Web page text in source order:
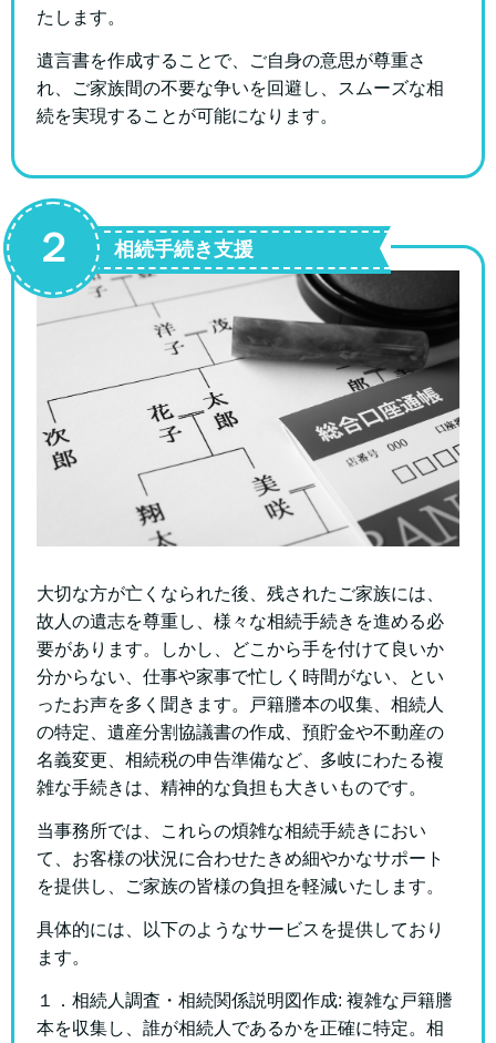
たします。
遺言書を作成することで、ご自身の意思が尊重さ
れ、ご家族間の不要な争いを回避し、スムーズな相
続を実現することが可能になります。
相続手続き支援
２
大切な方が亡くなられた後、残されたご家族には、
故人の遺志を尊重し、様々な相続手続きを進める必
要があります。しかし、どこから手を付けて良いか
分からない、仕事や家事で忙しく時間がない、とい
ったお声を多く聞きます。戸籍謄本の収集、相続人
の特定、遺産分割協議書の作成、預貯金や不動産の
名義変更、相続税の申告準備など、多岐にわたる複
雑な手続きは、精神的な負担も大きいものです。
当事務所では、これらの煩雑な相続手続きにおい
て、お客様の状況に合わせたきめ細やかなサポート
を提供し、ご家族の皆様の負担を軽減いたします。
具体的には、以下のようなサービスを提供しており
ます。
１．相続人調査・相続関係説明図作成: 複雑な戸籍謄
本を収集し、誰が相続人であるかを正確に特定。相